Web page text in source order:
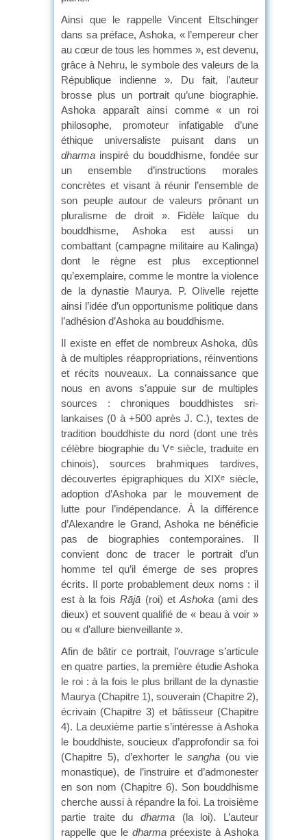
Ainsi que le rappelle Vincent Eltschinger
dans sa préface, Ashoka, « l’empereur cher
au cœur de tous les hommes », est devenu,
grâce à Nehru, le symbole des valeurs de la
République indienne ». Du fait, l’auteur
brosse plus un portrait qu’une biographie.
Ashoka apparaît ainsi comme « un roi
philosophe, promoteur infatigable d’une
éthique universaliste puisant dans un
dharma inspiré du bouddhisme, fondée sur
un ensemble d’instructions morales
concrètes et visant à réunir l’ensemble de
son peuple autour de valeurs prônant un
pluralisme de droit ». Fidèle laïque du
bouddhisme, Ashoka est aussi un
combattant (campagne militaire au Kalinga)
dont le règne est plus exceptionnel
qu’exemplaire, comme le montre la violence
de la dynastie Maurya. P. Olivelle rejette
ainsi l’idée d’un opportunisme politique dans
l’adhésion d’Ashoka au bouddhisme.
Il existe en effet de nombreux Ashoka, dûs
à de multiples réappropriations, réinventions
et récits nouveaux. La connaissance que
nous en avons s’appuie sur de multiples
sources : chroniques bouddhistes sri-
lankaises (0 à +500 après J. C.), textes de
tradition bouddhiste du nord (dont une très
célèbre biographie du Vesiècle, traduite en
chinois), sources brahmiques tardives,
découvertes épigraphiques du XIXe siècle,
adoption d’Ashoka par le mouvement de
lutte pour l’indépendance. À la différence
d’Alexandre le Grand, Ashoka ne bénéficie
pas de biographies contemporaines. Il
convient donc de tracer le portrait d’un
homme tel qu’il émerge de ses propres
écrits. Il porte probablement deux noms : il
est à la foisRājā (roi) et Ashoka(ami des
dieux) et souvent qualifié de « beau à voir »
ou « d’allure bienveillante ».
Afin de bâtir ce portrait, l’ouvrage s’articule
en quatre parties, la première étudie Ashoka
le roi : à la fois le plus brillant de la dynastie
Maurya (Chapitre 1), souverain (Chapitre 2),
écrivain (Chapitre 3) et bâtisseur (Chapitre
4). La deuxième partie s’intéresse à Ashoka
le bouddhiste, soucieux d’approfondir sa foi
(Chapitre 5), d’exhorter lesangha (ou vie
monastique), de l’instruire et d’admonester
en son nom (Chapitre 6). Son bouddhisme
cherche aussi à répandre la foi. La troisième
partie traite du dharma (la loi). L’auteur
rappelle que le dharmapréexiste à Ashoka